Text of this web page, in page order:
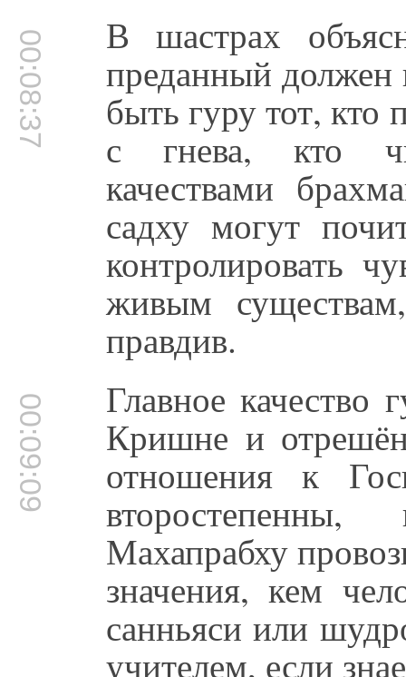
00:08:37 В шастрах
преданный
быть гуру тот, кто
с гнева, кто
качествами
садху могут
контролировать
живым
правдив.
00:09:09 Главное
Кришне и
отношения к
Махапрабху
значения, кем
санньяси или
учителем, если